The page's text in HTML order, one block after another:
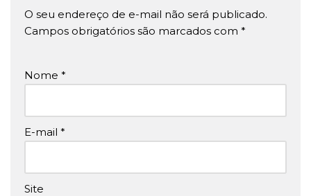
O seu endereço de e-mail não será publicado.
Campos obrigatórios são marcados com *
Nome *
E-mail *
Site